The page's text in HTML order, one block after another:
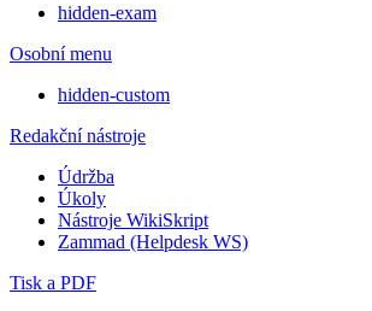
hidden-exam
Osobní menu
hidden-custom
Redakční nástroje
Údržba
Úkoly
Nástroje WikiSkript
Zammad (Helpdesk WS)
Tisk a PDF